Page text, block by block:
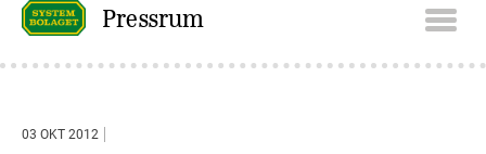
Pressrum
03 OKT 2012